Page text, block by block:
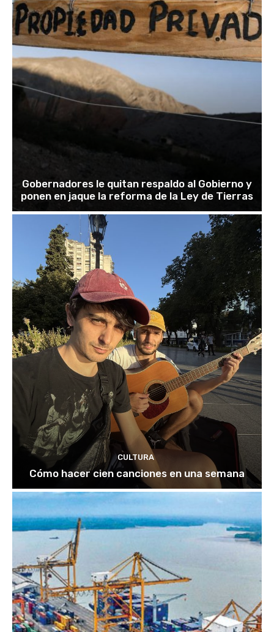
Gobernadores le quitan respaldo al Gobierno y
ponen en jaque la reforma de la Ley de Tierras
CULTURA
Cómo hacer cien canciones en una semana